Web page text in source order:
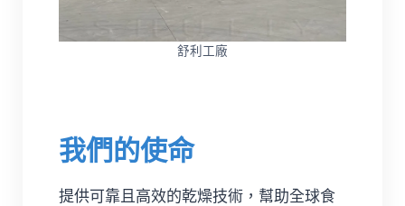
舒利工廠
我們的使命
提供可靠且高效的乾燥技術，幫助全球食